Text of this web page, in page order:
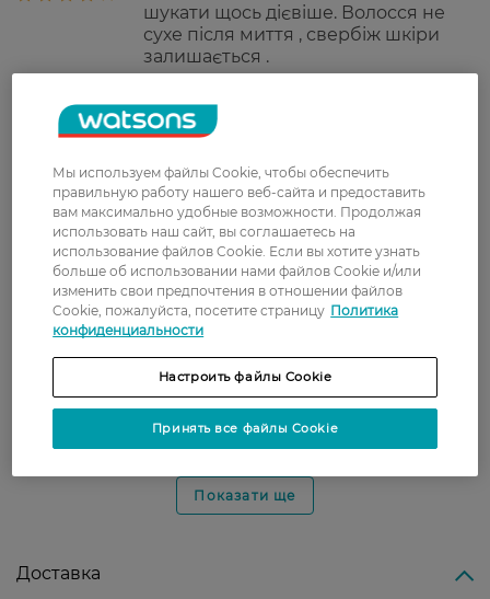
шукати щось дієвіше. Волосся не
сухе після миття , свербіж шкіри
залишається .
Катерина
28 марта, 2025
Шампунь хороший, перхоть
уменьшилась и даже почти исчезла
Запах очень приятный, напоминает
хвою и травы, но при этом не
сильно яркий аромат, после
смывания на волосах еле слышен.
Объем большой, дозатор удобный,
результат виден, аромат приятный,
пениться хорошо. Рекомендую!
Валерия
18 декабря, 2024
Купую вже не перший раз.
Ефективно очищує шкіру голови,
заспокоює подразнення, свербіж.
Зручна упаковка з дозатором.
Рекомендую.
Показати ще
Доставка
Мы используем файлы Cookie, чтобы обеспечить
правильную работу нашего веб-сайта и предоставить
вам максимально удобные возможности. Продолжая
использовать наш сайт, вы соглашаетесь на
использование файлов Cookie. Если вы хотите узнать
больше об использовании нами файлов Cookie и/или
изменить свои предпочтения в отношении файлов
Cookie, пожалуйста, посетите страницу Политика
конфиденциальности
Настроить файлы Cookie
Принять все файлы Cookie